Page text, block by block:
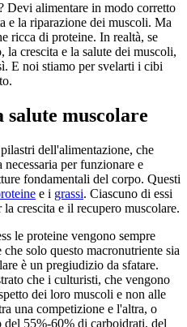
Devi alimentare in modo corretto
e la riparazione dei muscoli. Ma
ricca di proteine. In realtà, se
crescita e la salute dei muscoli,
E noi stiamo per svelarti i cibi
muscolare
dell'alimentazione, che
per funzionare e
fondamentali del corpo. Questi
e i grassi. Ciascuno di essi
crescita e il recupero muscolare.
le proteine vengono sempre
solo questo macronutriente sia
è un pregiudizio da sfatare.
che i culturisti, che vengono
dei loro muscoli e non alle
una competizione e l'altra, o
del 55%-60% di carboidrati, del